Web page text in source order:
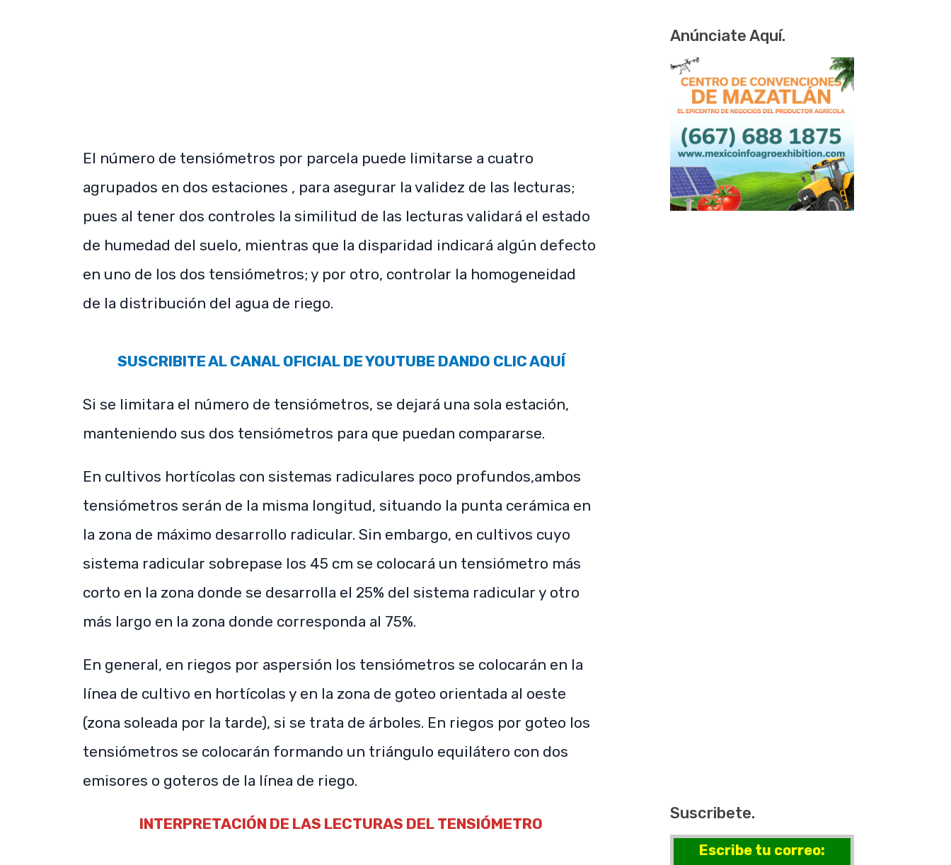
El número de tensiómetros por parcela puede limitarse a cuatro
agrupados en dos estaciones , para asegurar la validez de las lecturas;
pues al tener dos controles la similitud de las lecturas validará el estado
de humedad del suelo, mientras que la disparidad indicará algún defecto
en uno de los dos tensiómetros; y por otro, controlar la homogeneidad
de la distribución del agua de riego.
SUSCRIBITE AL CANAL OFICIAL DE YOUTUBE DANDO CLIC AQUÍ
Si se limitara el número de tensiómetros, se dejará una sola estación,
manteniendo sus dos tensiómetros para que puedan compararse.
En cultivos hortícolas con sistemas radiculares poco profundos,ambos
tensiómetros serán de la misma longitud, situando la punta cerámica en
la zona de máximo desarrollo radicular. Sin embargo, en cultivos cuyo
sistema radicular sobrepase los 45 cm se colocará un tensiómetro más
corto en la zona donde se desarrolla el 25% del sistema radicular y otro
más largo en la zona donde corresponda al 75%.
En general, en riegos por aspersión los tensiómetros se colocarán en la
línea de cultivo en hortícolas y en la zona de goteo orientada al oeste
(zona soleada por la tarde), si se trata de árboles. En riegos por goteo los
tensiómetros se colocarán formando un triángulo equilátero con dos
emisores o goteros de la línea de riego.
INTERPRETACIÓN DE LAS LECTURAS DEL TENSIÓMETRO
Anúnciate Aquí.
Suscribete.
Escribe tu correo: